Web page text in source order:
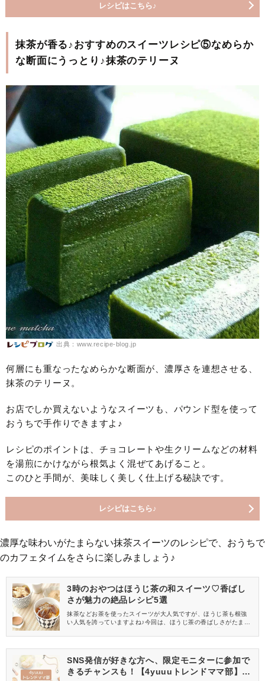
レシピはこちら♪
抹茶が香る♪おすすめのスイーツレシピ⑤なめらか
な断面にうっとり♪抹茶のテリーヌ
出典：www.recipe-blog.jp
何層にも重なったなめらかな断面が、濃厚さを連想させる、
抹茶のテリーヌ。
お店でしか買えないようなスイーツも、パウンド型を使って
おうちで手作りできますよ♪
レシピのポイントは、チョコレートや生クリームなどの材料
を湯煎にかけながら根気よく混ぜてあげること。
このひと手間が、美味しく美しく仕上げる秘訣です。
レシピはこちら♪
濃厚な味わいがたまらない抹茶スイーツのレシピで、おうちで
のカフェタイムをさらに楽しみましょう♪
3時のおやつはほうじ茶の和スイーツ♡香ばし
さが魅力の絶品レシピ5選
抹茶などお茶を使ったスイーツが大人気ですが、ほうじ茶も根強
い人気を誇っていますよね♪今回は、ほうじ茶の香ばしさがたまら
簡単に作れるものばかり！お子さまも食べられる優しい味の手作
SNS発信が好きな方へ、限定モニターに参加で
きるチャンスも！【4yuuuトレンドママ部】部